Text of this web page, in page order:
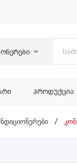
ᲞᲠᲝᲓᲣᲥᲪᲘᲐ
ᲛᲗᲐᲕᲐᲠᲘ /